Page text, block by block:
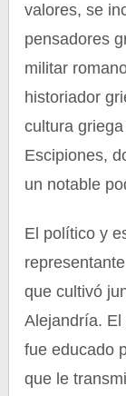
valores, se
pensadores
militar
historiador
cultura
Escipiones,
un notable
El político y
que cultivó
Alejandría. El
fue educado
que le